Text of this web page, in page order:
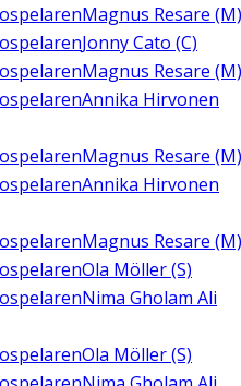
Magnus Resare (M)
Jonny Cato (C)
Magnus Resare (M)
Annika Hirvonen
Magnus Resare (M)
Annika Hirvonen
Magnus Resare (M)
Ola Möller (S)
Nima Gholam Ali
Ola Möller (S)